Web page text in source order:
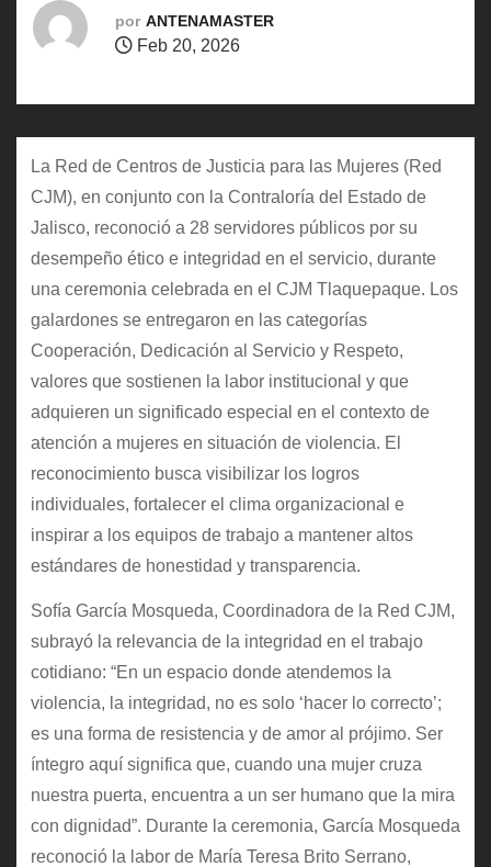
por ANTENAMASTER
Feb 20, 2026
La Red de Centros de Justicia para las Mujeres (Red
CJM), en conjunto con la Contraloría del Estado de
Jalisco, reconoció a 28 servidores públicos por su
desempeño ético e integridad en el servicio, durante
una ceremonia celebrada en el CJM Tlaquepaque. Los
galardones se entregaron en las categorías
Cooperación, Dedicación al Servicio y Respeto,
valores que sostienen la labor institucional y que
adquieren un significado especial en el contexto de
atención a mujeres en situación de violencia. El
reconocimiento busca visibilizar los logros
individuales, fortalecer el clima organizacional e
inspirar a los equipos de trabajo a mantener altos
estándares de honestidad y transparencia.
Sofía García Mosqueda, Coordinadora de la Red CJM,
subrayó la relevancia de la integridad en el trabajo
cotidiano: “En un espacio donde atendemos la
violencia, la integridad, no es solo ‘hacer lo correcto’;
es una forma de resistencia y de amor al prójimo. Ser
íntegro aquí significa que, cuando una mujer cruza
nuestra puerta, encuentra a un ser humano que la mira
con dignidad”. Durante la ceremonia, García Mosqueda
reconoció la labor de María Teresa Brito Serrano,